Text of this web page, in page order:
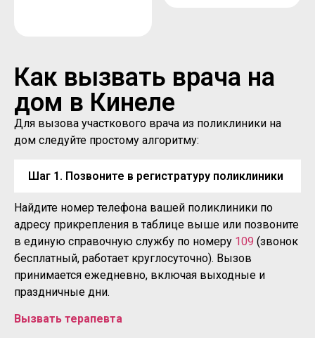
Как вызвать врача на
дом в Кинеле
Для вызова участкового врача из поликлиники на
дом следуйте простому алгоритму:
Шаг 1. Позвоните в регистратуру поликлиники
Найдите номер телефона вашей поликлиники по
адресу прикрепления в таблице выше или позвоните
в единую справочную службу по номеру 109 (звонок
бесплатный, работает круглосуточно). Вызов
принимается ежедневно, включая выходные и
праздничные дни.
Вызвать терапевта